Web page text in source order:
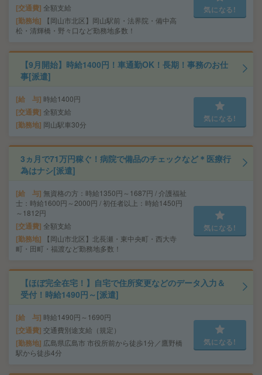
交通費 全額支給
勤務地
【岡山市北区】岡山駅前・法界院・備中高
松・清輝橋・野々口など勤務地多数！
気になる!
【9月開始】時給1400円！車通勤OK！長期！事務のお仕
事[派遣]
給 与 時給1400円
交通費 全額支給
勤務地 岡山駅車30分
気になる!
3ヵ月で71万円稼ぐ！病院で備品のチェックなど＊医療行
為はナシ[派遣]
給 与 無資格の方：時給1350円～1687円 / 介護福祉
士：時給1600円～2000円 / 初任者以上：時給1450円
～1812円
交通費 全額支給
勤務地
【岡山市北区】北長瀬・東中央町・西大寺
町・田町・福渡など勤務地多数！
気になる!
【ほぼ完全在宅！】自宅で住所変更などのデータ入力＆
受付！時給1490円～[派遣]
給 与 時給1490円～1690円
交通費 交通費別途支給（規定）
勤務地 広島県広島市 市役所前から徒歩1分／鷹野橋
駅から徒歩4分
気になる!